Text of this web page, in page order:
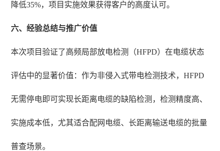
降低35%，项目实施效果获得客户的高度认可。
六、经验总结与推广价值
本次项目验证了高频局部放电检测（HFPD）在电缆状态
评估中的显著价值：作为非侵入式带电检测技术，HFPD
无需停电即可实现长距离电缆的缺陷检测，检测精度高、
实施成本低，尤其适合配网电缆、长距离输送电缆的批量
普查场景。